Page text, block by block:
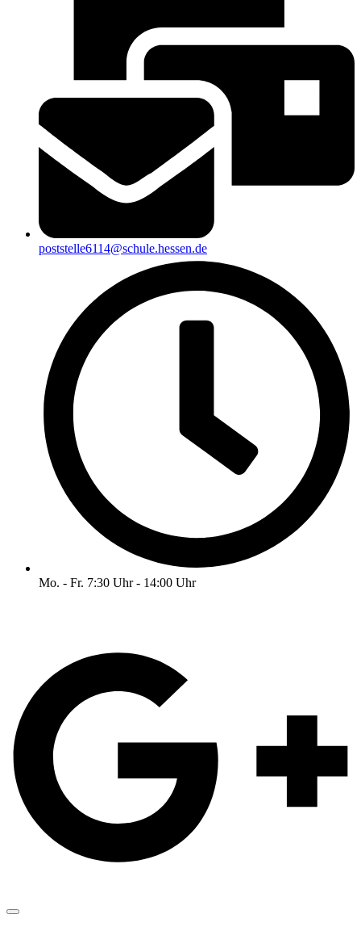
poststelle6114@schule.hessen.de
Mo. - Fr. 7:30 Uhr - 14:00 Uhr